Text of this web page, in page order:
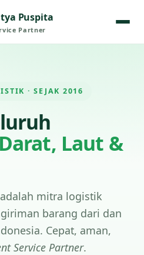
Puspita
Partner
· SEJAK 2016
Darat, Laut &
adalah mitra logistik
barang dari dan
Cepat, aman,
Service Partner.